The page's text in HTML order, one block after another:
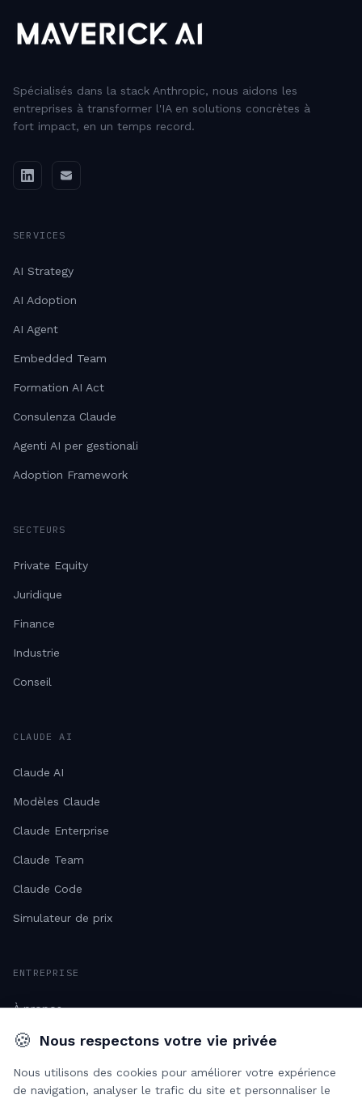
Spécialisés dans la stack Anthropic, nous aidons les
entreprises à transformer l'IA en solutions concrètes à
fort impact, en un temps record.
SERVICES
AI Strategy
AI Adoption
AI Agent
Embedded Team
Formation AI Act
Consulenza Claude
Agenti AI per gestionali
Adoption Framework
SECTEURS
Private Equity
Juridique
Finance
Industrie
Conseil
CLAUDE AI
Claude AI
Modèles Claude
Claude Enterprise
Claude Team
Claude Code
Simulateur de prix
ENTREPRISE
À propos
Études de cas
Ressources
Carrières
🍪 Nous respectons votre vie privée
Nous utilisons des cookies pour améliorer votre expérience
de navigation, analyser le trafic du site et personnaliser le